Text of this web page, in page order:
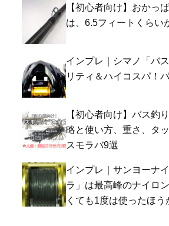
【初心者向け】おかっ
は、6.5フィートくらい
インプレ｜シマノ「バ
リティ＆ハイコスパ！
【初心者向け】バス釣
略と使い方、重さ、タ
スモラバ9選
インプレ｜サンヨーナ
ラ」は最高峰のナイロ
くても1度は使ったほう